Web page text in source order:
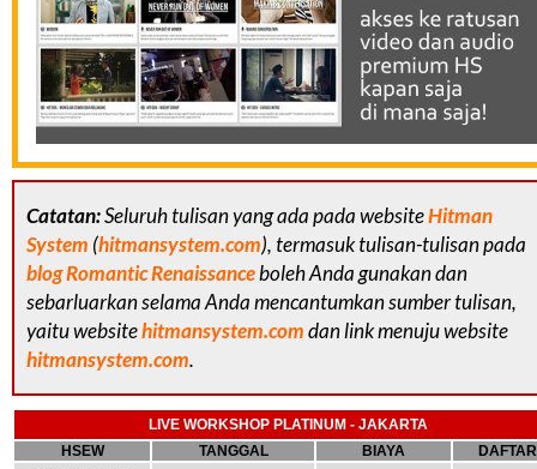
Catatan:Seluruh tulisan yang ada pada websiteHitman
System (hitmansystem.com), termasuk tulisan-tulisan pada
blog Romantic Renaissanceboleh Anda gunakan dan
sebarluarkan selama Anda mencantumkan sumber tulisan,
yaitu websitehitmansystem.comdan link menuju website
hitmansystem.com.
LIVE WORKSHOP PLATINUM - JAKARTA
HSEW
TANGGAL BIAYA DAFTAR